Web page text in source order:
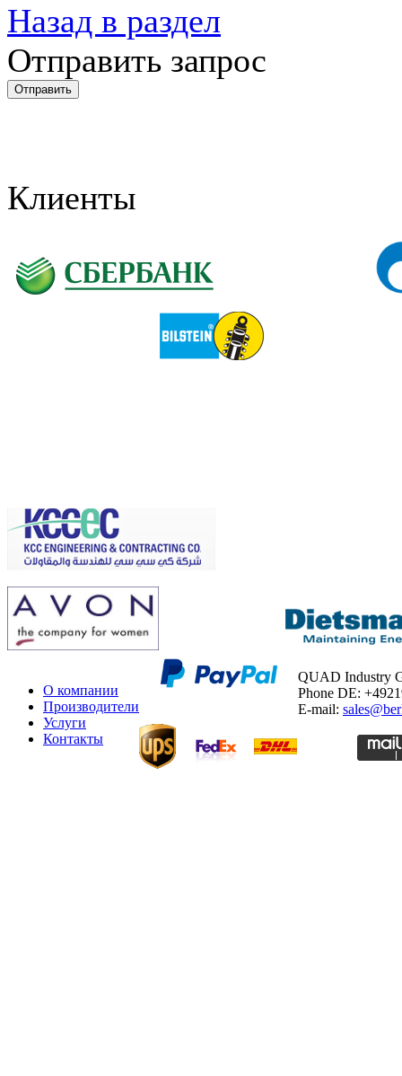
Назад в раздел
Отправить запрос
Клиенты
О компании
Производители
Услуги
Контакты
QUAD Industry
Phone DE:
E-mail: